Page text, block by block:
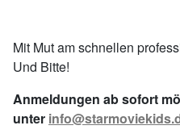
Mit Mut am schnellen
Und Bitte!
Anmeldungen ab sofort
unter